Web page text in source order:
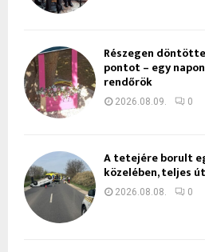
Részegen
pontot – egy
rendőrök
2026.08.09. 0
A tetejére borult
közelében, teljes
2026.08.08. 0